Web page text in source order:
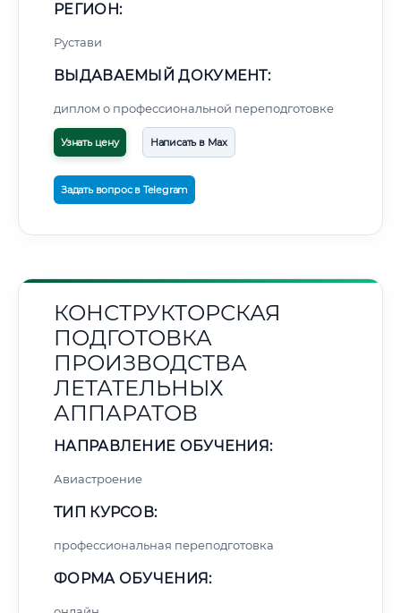
РЕГИОН:
Рустави
ВЫДАВАЕМЫЙ ДОКУМЕНТ:
диплом о профессиональной переподготовке
Узнать цену Написать в Max
Задать вопрос в Telegram
КОНСТРУКТОРСКАЯ
ПОДГОТОВКА
ПРОИЗВОДСТВА
ЛЕТАТЕЛЬНЫХ
АППАРАТОВ
НАПРАВЛЕНИЕ ОБУЧЕНИЯ:
Авиастроение
ТИП КУРСОВ:
профессиональная переподготовка
ФОРМА ОБУЧЕНИЯ: